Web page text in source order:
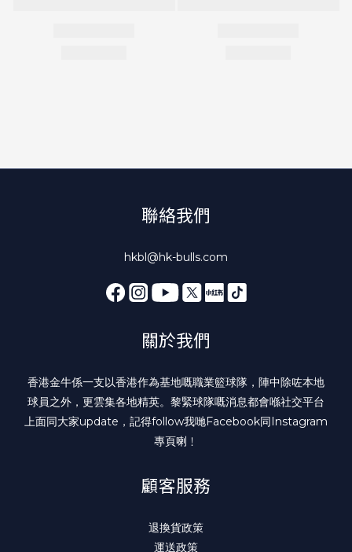
聯絡我們
hkbl@hk-bulls.com
關於我們
香港金牛係一支以香港作為基地嘅職業籃球隊，陣中除咗本地
球員之外，更雲集各地精英。黎緊球隊嘅消息都會喺社交平台
上面同大家update，記得follow我哋Facebook同Instagram
專頁喇﹗
顧客服務
退換貨政策
運送政策